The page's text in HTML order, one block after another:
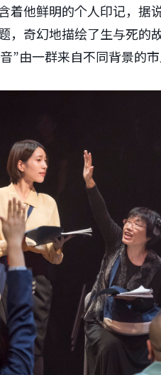
着他鲜明的个人印记，据
，奇幻地描绘了生与死的
”由一群来自不同背景的